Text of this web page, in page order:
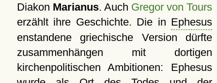
Diakon Marianus. Auch Gregor von Tours
erzählt ihre Geschichte. Die in Ephesus
enstandene griechische Version dürfte
zusammenhängen mit dortigen
kirchenpolitischen Ambitionen: Ephesus